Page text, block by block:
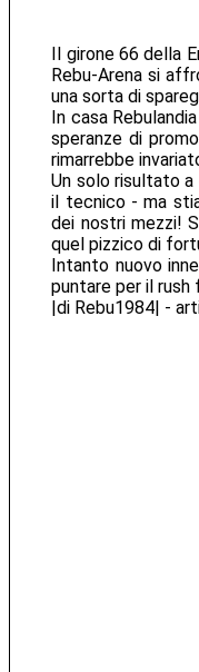
Il girone 66 della
Rebu-Arena si
una sorta di
In casa
speranze di
rimarrebbe
Un solo risultato a
il tecnico - ma
dei nostri mezzi!
quel pizzico di
Intanto nuovo
puntare per il rush
|di Rebu1984| -